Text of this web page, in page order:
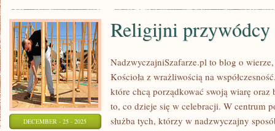
DECEMBER - 25 - 2025
Religijni przywódcy
NadzwyczajniSzafarze.pl to blog o
Kościoła z wrażliwością na
które chcą porządkować swoją wiarę
to, co dzieje się w celebracji. W centrum
służba tych, którzy w nadzwyczajny